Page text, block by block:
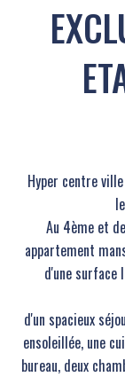
Hyper centre
Au 4ème et
appartement
d'une surface
d'un spacieux
ensoleillée, une
bureau, deux